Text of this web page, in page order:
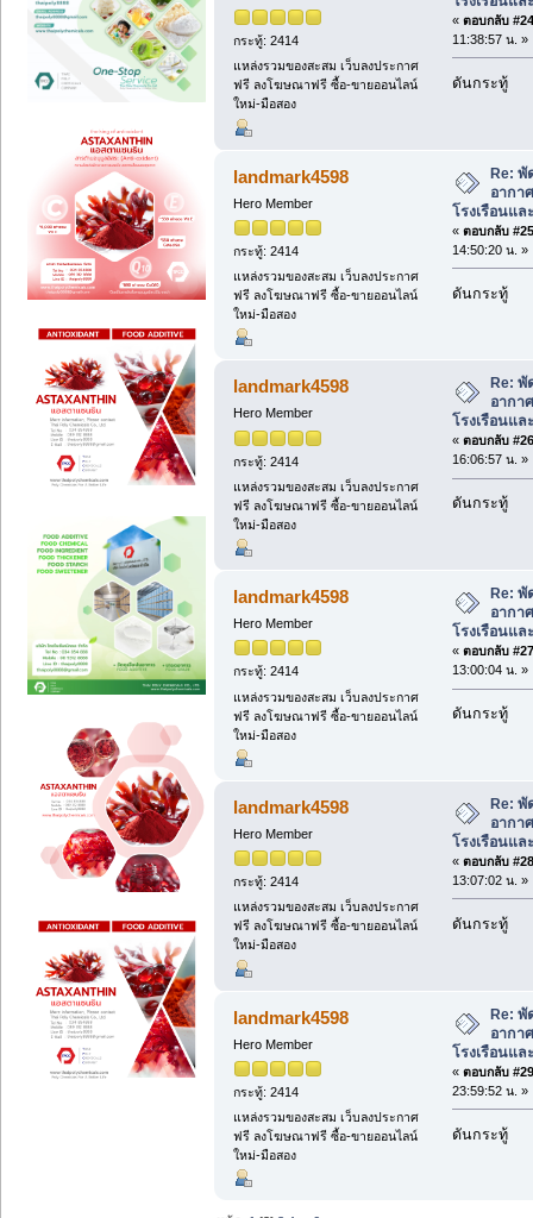
กระทู้: 2414
แหล่งรวมของสะสม เว็บลงประกาศ
ฟรี ลงโฆษณาฟรี ซื้อ-ขายออนไลน์
ใหม่-มือสอง
« ตอบกลับ
11:38:57 น. »
ดันกระทู้
landmark4598
Hero Member
กระทู้: 2414
แหล่งรวมของสะสม เว็บลงประกาศ
ฟรี ลงโฆษณาฟรี ซื้อ-ขายออนไลน์
ใหม่-มือสอง
Re: พั
อากา
โรงเรือนแ
« ตอบกลับ
14:50:20 น. »
ดันกระทู้
landmark4598
Hero Member
กระทู้: 2414
แหล่งรวมของสะสม เว็บลงประกาศ
ฟรี ลงโฆษณาฟรี ซื้อ-ขายออนไลน์
ใหม่-มือสอง
Re:
อากา
โรงเรือนแ
« ตอบกลับ
16:06:57 น. »
ดันกระทู้
landmark4598
Hero Member
กระทู้: 2414
แหล่งรวมของสะสม เว็บลงประกาศ
ฟรี ลงโฆษณาฟรี ซื้อ-ขายออนไลน์
ใหม่-มือสอง
Re:
อากา
โรงเรือนแ
« ตอบกลับ
13:00:04 น. »
ดันกระทู้
landmark4598
Hero Member
กระทู้: 2414
แหล่งรวมของสะสม เว็บลงประกาศ
ฟรี ลงโฆษณาฟรี ซื้อ-ขายออนไลน์
ใหม่-มือสอง
Re: พั
อากา
โรงเรือนแ
« ตอบกลับ
13:07:02 น. »
ดันกระทู้
landmark4598
Hero Member
กระทู้: 2414
แหล่งรวมของสะสม เว็บลงประกาศ
ฟรี ลงโฆษณาฟรี ซื้อ-ขายออนไลน์
ใหม่-มือสอง
Re: พั
อากา
โรงเรือนแ
« ตอบกลับ
23:59:52 น. »
ดันกระทู้